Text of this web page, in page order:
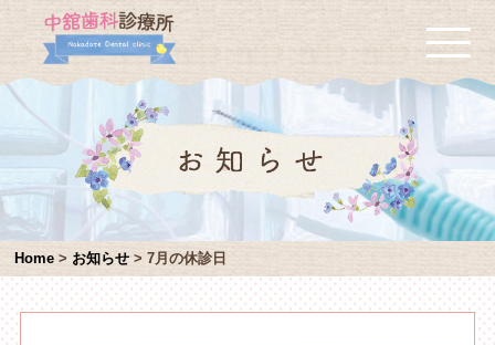
Home > お知らせ >7月の休診日